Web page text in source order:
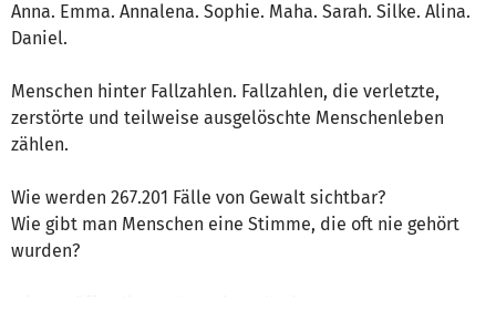
Anna. Emma. Annalena. Sophie. Maha. Sarah. Silke. Alina.
Daniel.
Menschen hinter Fallzahlen. Fallzahlen, die verletzte,
zerstörte und teilweise ausgelöschte Menschenleben
zählen.
Wie werden 267.201 Fälle von Gewalt sichtbar?
Wie gibt man Menschen eine Stimme, die oft nie gehört
wurden?